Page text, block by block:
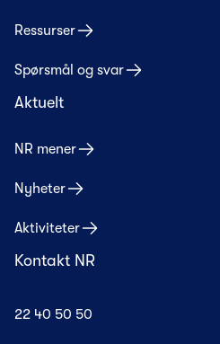
Ressurser
Spørsmål og svar
Aktuelt
NR mener
Nyheter
Aktiviteter
Kontakt NR
22 40 50 50